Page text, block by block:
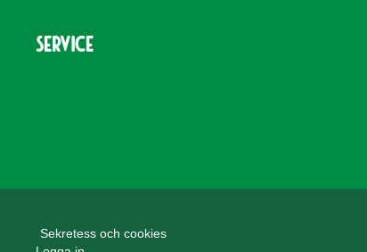
Service
Sekretess och cookies